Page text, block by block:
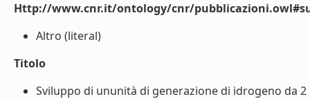
Http://www.cnr.it/ontology/cnr/
Altro (literal)
Titolo
Sviluppo di ununità di generazione di idrogeno da